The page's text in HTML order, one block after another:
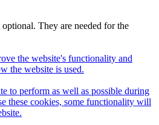
They are needed for the
the website's functionality and
the website is used.
to perform as well as possible during
these cookies, some functionality will